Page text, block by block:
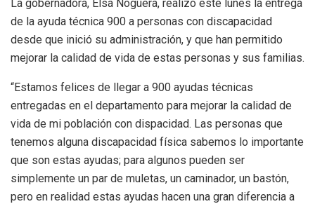
La gobernadora, Elsa Noguera, realizó este lunes la entrega
de la ayuda técnica 900 a personas con discapacidad
desde que inició su administración, y que han permitido
mejorar la calidad de vida de estas personas y sus familias.
“Estamos felices de llegar a 900 ayudas técnicas
entregadas en el departamento para mejorar la calidad de
vida de mi población con dispacidad. Las personas que
tenemos alguna discapacidad física sabemos lo importante
que son estas ayudas; para algunos pueden ser
simplemente un par de muletas, un caminador, un bastón,
pero en realidad estas ayudas hacen una gran diferencia a